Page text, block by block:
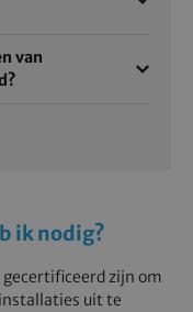
van
ik nodig?
zijn om
uit te